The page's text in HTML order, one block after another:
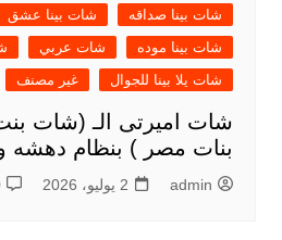
شات بينا صداقه
شات بينا عشق
شات بينا موده
شات عربي
شات يلا بينا للجوال
غير مصنف
شات اميرتى الـ (شات
بنات مصر ) بنظام دهشه
admin 2 يوليو، 2026